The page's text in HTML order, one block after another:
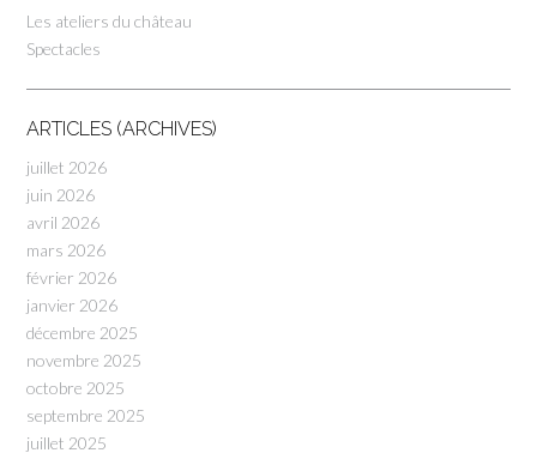
Les ateliers du château
Spectacles
ARTICLES (ARCHIVES)
juillet 2026
juin 2026
avril 2026
mars 2026
février 2026
janvier 2026
décembre 2025
novembre 2025
octobre 2025
septembre 2025
juillet 2025